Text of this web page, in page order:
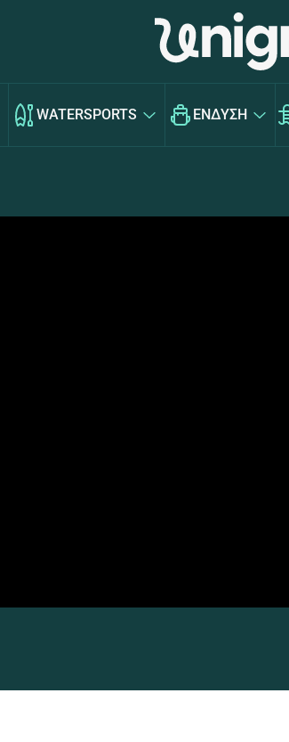
WATERSPORTS ΕΝΔΥΣΗ